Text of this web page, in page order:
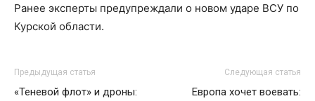
Ранее эксперты предупреждали о новом ударе ВСУ по
Курской области.
Предыдущая статья
«Теневой флот» и дроны:
Следующая статья
Европа хочет воевать: